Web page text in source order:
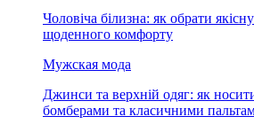
Чоловіча білизна: як обрати
щоденного комфорту
Мужская мода
Джинси та верхній одяг: як
бомберами та класичними